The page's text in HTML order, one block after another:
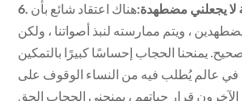
لا يجعلني مضطهدة:هناك اعتقاد شائع بأن
، ويتم ممارسته لنبذ أصواتنا ، ولكن
يمنحنا الحجاب إحساسًا كبيرًا بالتمكين
، في عالم يُطلب فيه من النساء الوقوف على
الآخرون قرار حياتهم ، يمنحني الحجاب الحق